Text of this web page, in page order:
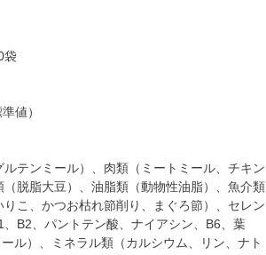
袋
値）
テンミール）、肉類（ミートミール、チキン
脱脂大豆）、油脂類（動物性油脂）、魚介類
りこ、かつお枯れ節削り、まぐろ節）、セレン
B2、パントテン酸、ナイアシン、B6、葉
ル）、ミネラル類（カルシウム、リン、ナト